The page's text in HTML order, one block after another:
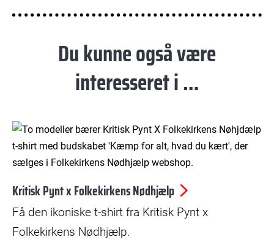
Du kunne også være
interesseret i …
© Mikkel Husted Mørup
Kritisk Pynt x Folkekirkens Nødhjælp
Få den ikoniske t-shirt fra Kritisk Pynt x
Folkekirkens Nødhjælp.